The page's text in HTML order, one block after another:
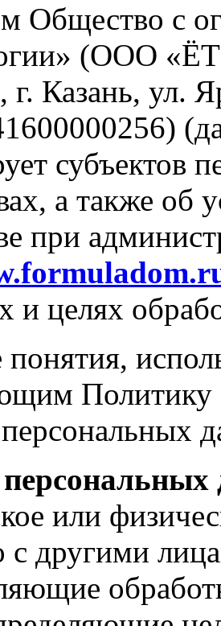
Общество с
(ООО
г. Казань, ул.
субъектов
а также об
при
и целях
Политику
или
с другими